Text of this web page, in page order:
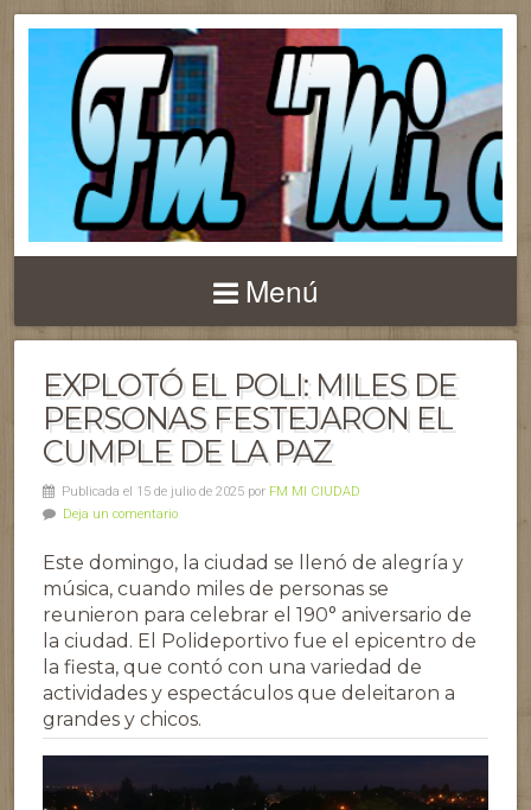
Menú
EXPLOTÓ EL POLI: MILES DE
PERSONAS FESTEJARON EL
CUMPLE DE LA PAZ
Publicada el 15 de julio de 2025 por FM MI CIUDAD
Deja un comentario
Este domingo, la ciudad se llenó de alegría y
música, cuando miles de personas se
reunieron para celebrar el 190° aniversario de
la ciudad. El Polideportivo fue el epicentro de
la fiesta, que contó con una variedad de
actividades y espectáculos que deleitaron a
grandes y chicos.